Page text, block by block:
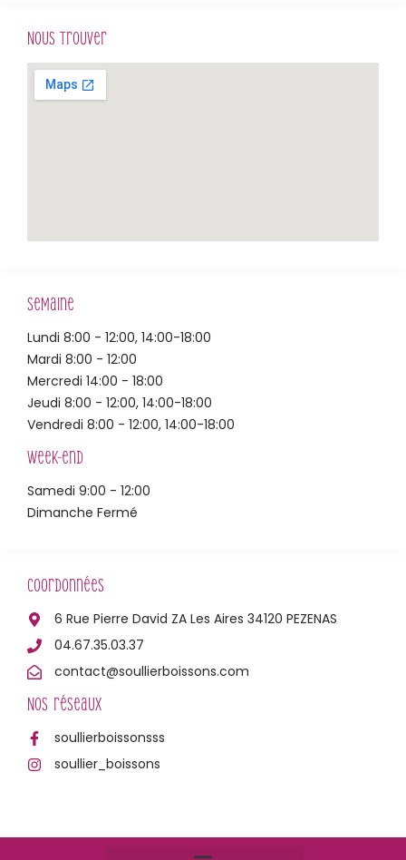
Coordonnées
6 Rue Pierre David ZA Les Aires 34120 PEZENAS
04.67.35.03.37
contact@soullierboissons.com
Nos réseaux
soullierboissonsss
soullier_boissons
Semaine
Lundi 8:00 - 12:00, 14:00-18:00
Mardi 8:00 - 12:00
Mercredi 14:00 - 18:00
Jeudi 8:00 - 12:00, 14:00-18:00
Vendredi 8:00 - 12:00, 14:00-18:00
Week-end
Samedi 9:00 - 12:00
Dimanche Fermé
Nous trouver